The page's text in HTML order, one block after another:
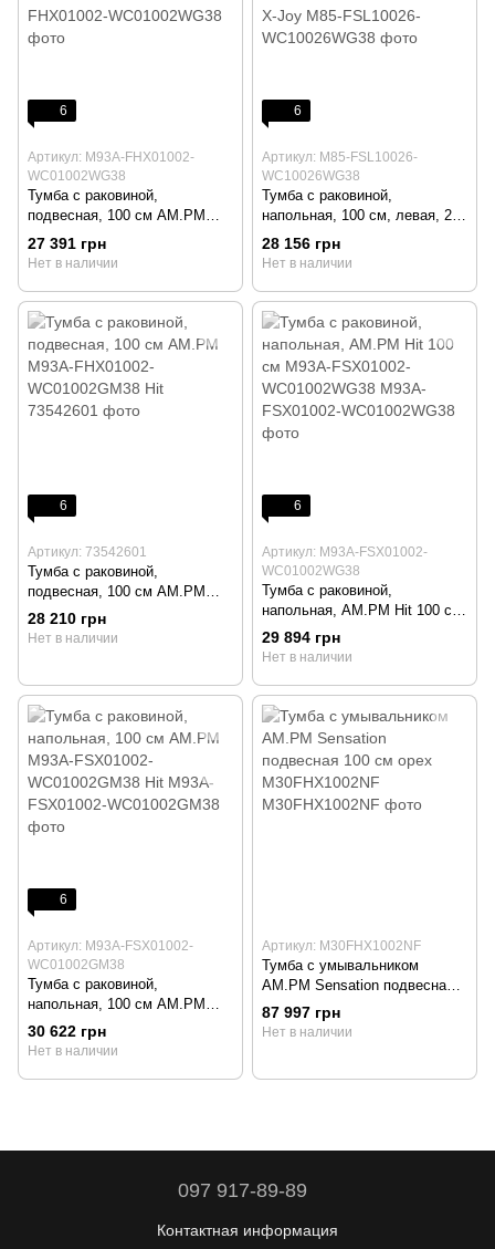
6
Артикул: M93A-FHX01002-
WC01002WG38
Тумба с раковиной,
подвесная, 100 см AM.PM
M93A-FHX01002-
WC01002WG38 Hit
27 391 грн
Нет в наличии
6
Артикул: M85-FSL10026-
WC10026WG38
Тумба с раковиной,
напольная, 100 см, левая, 2
ящика AM.PM M85-FSL10026-
WC10026WG38 X-Joy
28 156 грн
Нет в наличии
6
Артикул: 73542601
Тумба с раковиной,
подвесная, 100 см AM.PM
M93A-FHX01002-
WC01002GM38 Hit
28 210 грн
Нет в наличии
6
Артикул: M93A-FSX01002-
WC01002WG38
Тумба с раковиной,
напольная, AM.PM Hit 100 см
M93A-FSX01002-
WC01002WG38
29 894 грн
Нет в наличии
6
Артикул: M93A-FSX01002-
WC01002GM38
Тумба с раковиной,
напольная, 100 см AM.PM
M93A-FSX01002-
WC01002GM38 Hit
30 622 грн
Нет в наличии
Артикул: M30FHX1002NF
Тумба с умывальником
AM.PM Sensation подвесная
100 см орех M30FHX1002NF
87 997 грн
Нет в наличии
097 917-89-89
Контактная информация